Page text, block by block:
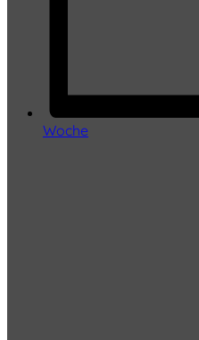
Woche